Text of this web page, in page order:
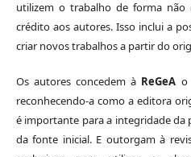
utilizem o trabalho de forma não
crédito aos autores. Isso inclui a
criar novos trabalhos a partir do
Os autores concedem à ReGeA o
reconhecendo-a como a editora
é importante para a integridade da
da fonte inicial. E outorgam à